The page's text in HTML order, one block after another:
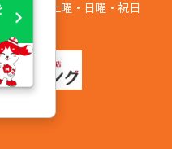
第2/第4土曜・日曜・祝日